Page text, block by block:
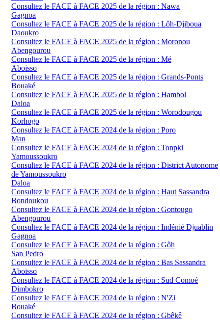
Consultez le FACE à FACE 2025 de la région : Nawa
Gagnoa
Consultez le FACE à FACE 2025 de la région : Lôh-Djiboua
Daoukro
Consultez le FACE à FACE 2025 de la région : Moronou
Abengourou
Consultez le FACE à FACE 2025 de la région : Mé
Aboisso
Consultez le FACE à FACE 2025 de la région : Grands-Ponts
Bouaké
Consultez le FACE à FACE 2025 de la région : Hambol
Daloa
Consultez le FACE à FACE 2025 de la région : Worodougou
Korhogo
Consultez le FACE à FACE 2024 de la région : Poro
Man
Consultez le FACE à FACE 2024 de la région : Tonpki
Yamoussoukro
Consultez le FACE à FACE 2024 de la région : District Autonome
de Yamoussoukro
Daloa
Consultez le FACE à FACE 2024 de la région : Haut Sassandra
Bondoukou
Consultez le FACE à FACE 2024 de la région : Gontougo
Abengourou
Consultez le FACE à FACE 2024 de la région : Indénié Djuablin
Gagnoa
Consultez le FACE à FACE 2024 de la région : Gôh
San Pedro
Consultez le FACE à FACE 2024 de la région : Bas Sassandra
Aboisso
Consultez le FACE à FACE 2024 de la région : Sud Comoé
Dimbokro
Consultez le FACE à FACE 2024 de la région : N'Zi
Bouaké
Consultez le FACE à FACE 2024 de la région : Gbêkê